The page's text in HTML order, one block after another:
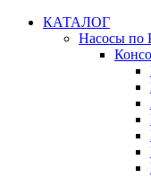
КАТАЛОГ
Насосы